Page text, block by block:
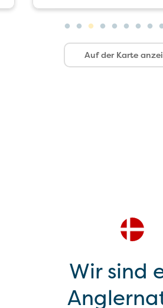
Auf der Karte
Wir sind